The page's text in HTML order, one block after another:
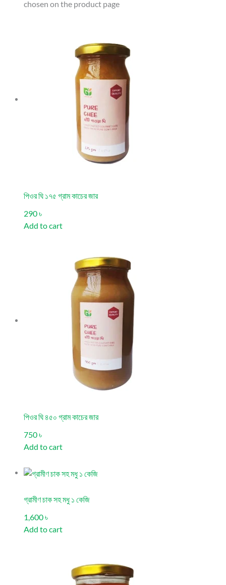
chosen on the product page
পিওর ঘি ১৭৫ গ্রাম কাচের জার
290 ৳
Add to cart
পিওর ঘি ৪৫০ গ্রাম কাচের জার
750 ৳
Add to cart
গ্রামীণ চাক সহ মধু ১ কেজি
1,600 ৳
Add to cart